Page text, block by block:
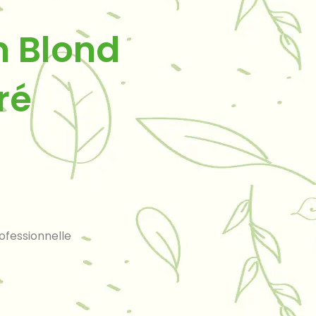
Blond